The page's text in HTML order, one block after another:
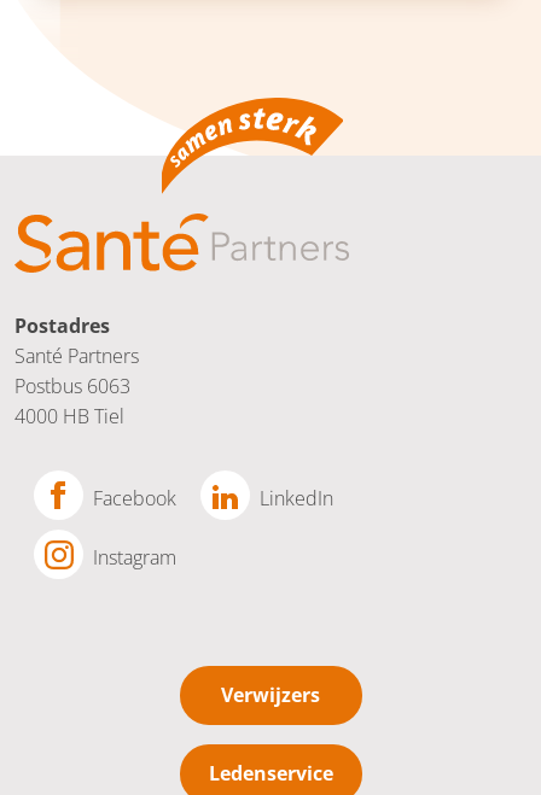
Postadres
Santé Partners
Postbus 6063
4000 HB Tiel
Facebook LinkedIn
Instagram
Verwijzers
Ledenservice